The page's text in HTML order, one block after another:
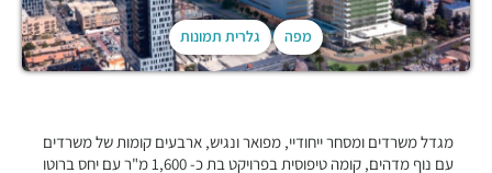
מפה גלרית תמונות
מגדל משרדים ומסחר ייחודיי, מפואר ונגיש, ארבעים קומות של משרדים
עם נוף מדהים, קומה טיפוסית בפרויקט בת כ- 1,600 מ"ר עם יחס ברוטו